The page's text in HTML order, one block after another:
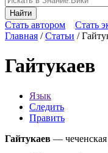
Найти
Стать автором
Стать
Главная /Статьи /
Гайтукаев
Язык
Следить
Править
Гайтукаев —